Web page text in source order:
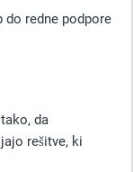
redne podpore
da
rešitve, ki